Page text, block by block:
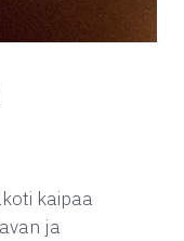
kaipaa
ja